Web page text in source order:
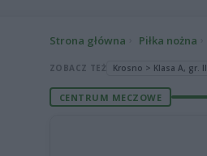
Strona główna Piłka nożna
ZOBACZ TEŻ Krosno > Klasa A, gr.
CENTRUM MECZOWE